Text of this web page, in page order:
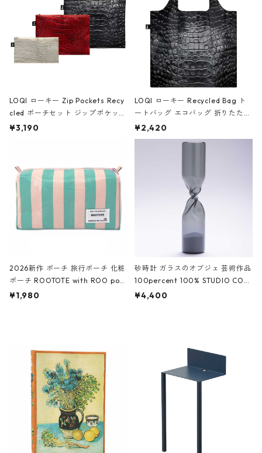
LOQI ローキー Zip Pockets Recy
cled ポーチセット ジップポケット
ファスナーポーチ 撥水加工 トラベ
ーガンディー、オフホワイト
¥3,190
LOQI ローキー Recycled Bag ト
ートバッグ エコバッグ 折りたたみ
大きめ 撥水加工 収納ポーチ CRO
CODILE/Black クロコダイル/ブラ
¥2,420
2026新作 ポーチ 旅行ポーチ 化粧
ポーチ ROOTOTE with ROO pou
ch 3532 ルートート WR.ポーチ.ラ
¥1,980
砂時計 ガラスのオブジェ 芸術作品
100percent 100% STUDIO COH
AKU Timeless 100パーセント ス
¥4,400